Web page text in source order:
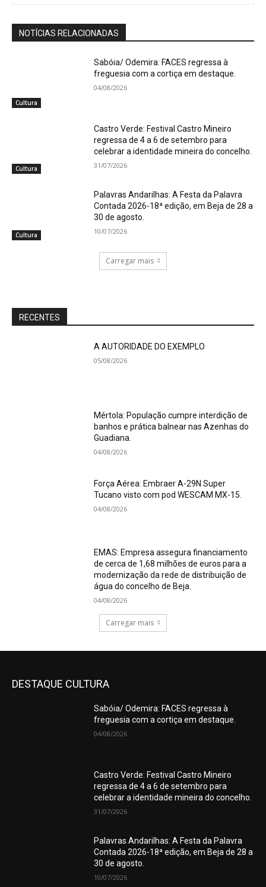
NOTÍCIAS RELACIONADAS
Cultura
Sabóia/ Odemira: FACES regressa à
freguesia com a cortiça em destaque.
04/08/2026
Cultura
Castro Verde: Festival Castro Mineiro
regressa de 4 a 6 de setembro para
celebrar a identidade mineira do concelho.
31/07/2026
Cultura
Palavras Andarilhas: A Festa da Palavra
Contada 2026-18ª edição, em Beja de 28 a
30 de agosto.
10/07/2026
Carregar mais
RECENTES
A AUTORIDADE DO EXEMPLO
05/08/2026
Mértola: População cumpre interdição de
banhos e prática balnear nas Azenhas do
Guadiana.
04/08/2026
Força Aérea: Embraer A-29N Super
Tucano visto com pod WESCAM MX-15.
04/08/2026
EMAS: Empresa assegura financiamento
de cerca de 1,68 milhões de euros para a
modernização da rede de distribuição de
água do concelho de Beja.
04/08/2026
Carregar mais
DESTAQUE CULTURA
Sabóia/ Odemira: FACES regressa à
freguesia com a cortiça em destaque.
04/08/2026
Castro Verde: Festival Castro Mineiro
regressa de 4 a 6 de setembro para
celebrar a identidade mineira do concelho.
31/07/2026
Palavras Andarilhas: A Festa da Palavra
Contada 2026-18ª edição, em Beja de 28 a
30 de agosto.
10/07/2026